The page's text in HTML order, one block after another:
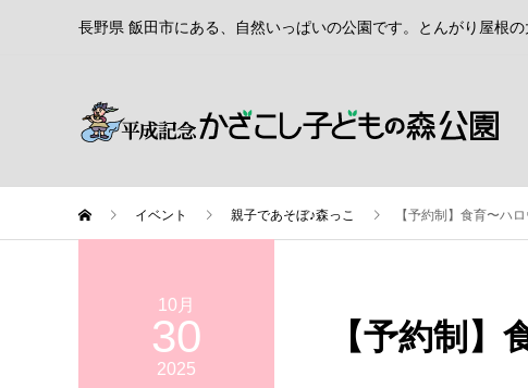
長野県 飯田市にある、自然いっぱいの公園です。とんがり屋根
イベント 親子であそぼ♪森っこ 【予約制】食育〜ハ
10月
30
2025
【予約制